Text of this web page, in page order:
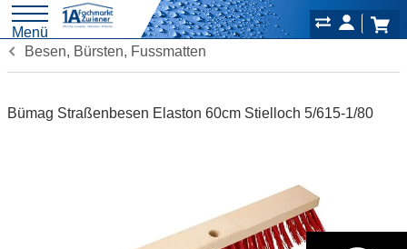
Menü
Besen, Bürsten, Fussmatten
Bümag Straßenbesen Elaston 60cm Stielloch 5/615-1/80